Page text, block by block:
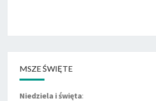
MSZE ŚWIĘTE
Niedziela i święta: